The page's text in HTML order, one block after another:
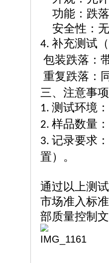
功能：跌
安全性：
4. 补充测试
包装跌落：
重复跌落：
三、注意事项
1. 测试环境
2. 样品数量
3. 记录要求
置）。
通过以上测
市场准入标
部质量控制